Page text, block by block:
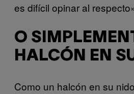
es difícil opinar al
O
HALCÓN EN
Como un halcón en su